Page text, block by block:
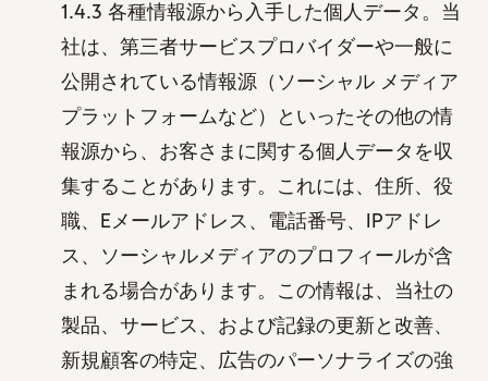
1.4.3 各種情報源から入手した個人データ。当
社は、第三者サービスプロバイダーや一般に
公開されている情報源（ソーシャル メディア
プラットフォームなど）といったその他の情
報源から、お客さまに関する個人データを収
集することがあります。これには、住所、役
職、Eメールアドレス、電話番号、IPアドレ
ス、ソーシャルメディアのプロフィールが含
まれる場合があります。この情報は、当社の
製品、サービス、および記録の更新と改善、
新規顧客の特定、広告のパーソナライズの強